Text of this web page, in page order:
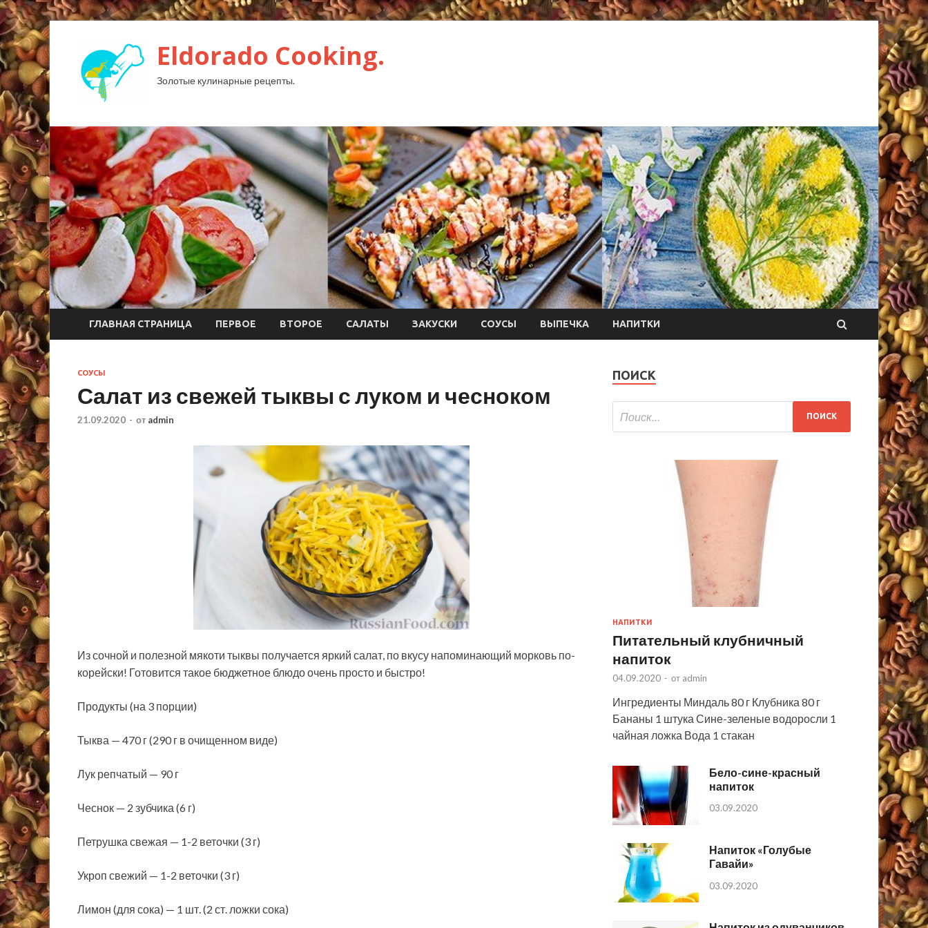
Eldorado Сooking.
Золотые кулинарные рецепты.
ГЛАВНАЯ СТРАНИЦА ПЕРВОЕ ВТОРОЕ САЛАТЫ ЗАКУСКИ СОУСЫ ВЫПЕЧКА НАПИТКИ
СОУСЫ
Салат из свежей тыквы с луком и чесноком
21.09.2020 - от admin
Из сочной и полезной мякоти тыквы получается яркий салат, по вкусу напоминающий морковь по-
корейски! Готовится такое бюджетное блюдо очень просто и быстро!
Продукты (на 3 порции)
Тыква — 470 г (290 г в очищенном виде)
Лук репчатый — 90 г
Чеснок — 2 зубчика (6 г)
Петрушка свежая — 1-2 веточки (3 г)
Укроп свежий — 1-2 веточки (3 г)
Лимон (для сока) — 1 шт. (2 ст. ложки сока)
ПОИСК
НАПИТКИ
Питательный клубничный
напиток
04.09.2020 - от admin
Ингредиенты Миндаль 80 г Клубника 80 г
Бананы 1 штука Сине-зеленые водоросли 1
чайная ложка Вода 1 стакан
Бело-сине-красный
напиток
03.09.2020
Напиток «Голубые
Гавайи»
03.09.2020